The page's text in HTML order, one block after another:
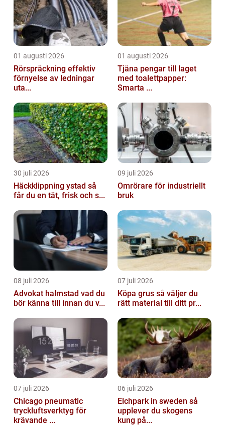
01 augusti 2026
Rörspräckning effektiv
förnyelse av ledningar
uta...
01 augusti 2026
Tjäna pengar till laget
med toalettpapper:
Smarta ...
30 juli 2026
Häckklippning ystad så
får du en tät, frisk och s...
09 juli 2026
Omrörare för industriellt
bruk
08 juli 2026
Advokat halmstad vad du
bör känna till innan du v...
07 juli 2026
Köpa grus så väljer du
rätt material till ditt pr...
07 juli 2026
Chicago pneumatic
tryckluftsverktyg för
krävande ...
06 juli 2026
Elchpark in sweden så
upplever du skogens
kung på...